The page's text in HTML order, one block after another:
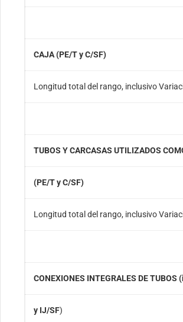
CAJA (PE/T y C/SF)
Longitud total del rango, inclusivo
TUBOS Y CARCASAS UTILIZADOS
(PE/T y C/SF)
Longitud total del rango, inclusivo
CONEXIONES INTEGRALES DE TUBOS
y IJ/SF)